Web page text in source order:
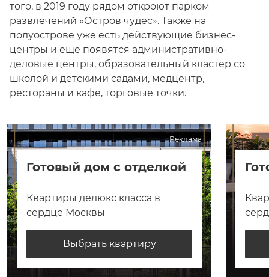
того, в 2019 году рядом откроют парком
развлечений «Остров чудес». Также на
полуострове уже есть действующие бизнес-
центры и еще появятся административно-
деловые центры, образовательный кластер со
школой и детскими садами, медцентр,
рестораны и кафе, торговые точки.
Реклама
Готовый дом с отделкой
Квартиры делюкс класса в
сердце Москвы
Выбрать квартиру